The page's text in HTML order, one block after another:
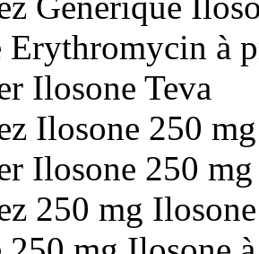
Erythromycin à
Ilosone Teva
Ilosone 250
Ilosone 250
250 mg